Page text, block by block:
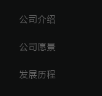
公司介绍
公司愿景
发展历程